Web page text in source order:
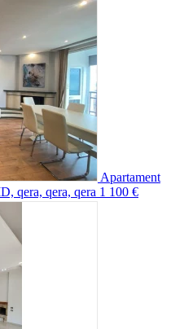
Apartament
qera, qera, qera 1 100 €